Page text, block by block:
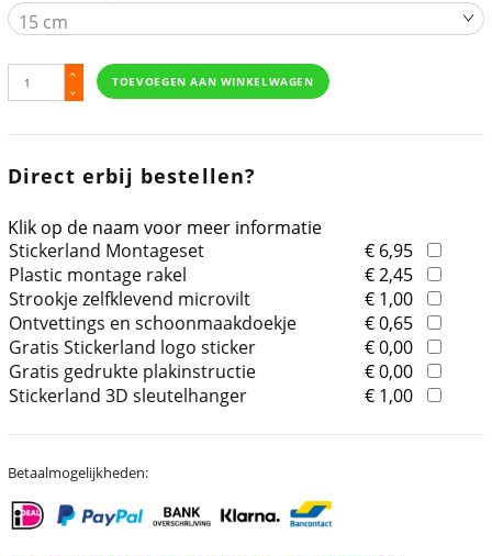
TOEVOEGEN AAN WINKELWAGEN
Direct erbij bestellen?
Klik op de naam voor meer informatie
Stickerland Montageset
€ 6,95
Plastic montage rakel
€ 2,45
Strookje zelfklevend microvilt
€ 1,00
Ontvettings en schoonmaakdoekje
€ 0,65
Gratis Stickerland logo sticker
€ 0,00
Gratis gedrukte plakinstructie
€ 0,00
Stickerland 3D sleutelhanger
€ 1,00
Betaalmogelijkheden: